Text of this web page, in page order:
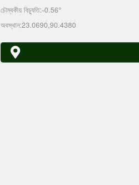
চৌম্বকীয় বিচ্যুতি:-0.56°
অবস্থান:23.0690,90.4380